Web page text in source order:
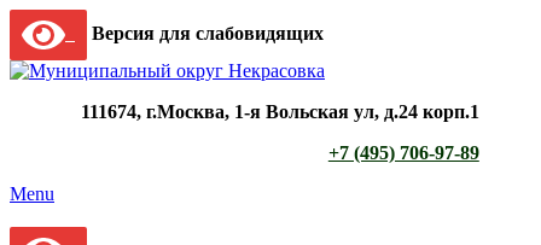
Версия для слабовидящих
111674, г.Москва, 1-я Вольская ул, д.24 корп.1
+7 (495) 706-97-89
Menu